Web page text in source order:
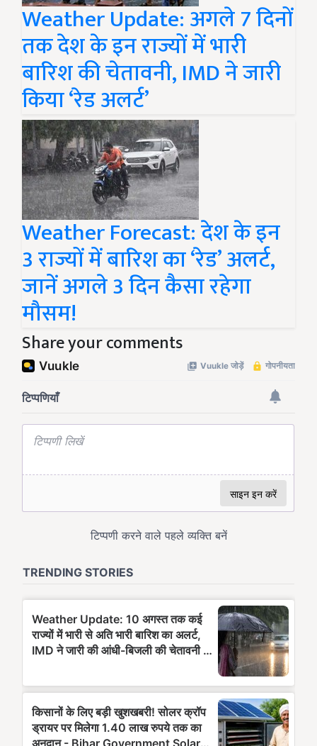
Weather Update: अगले 7 दिनों
तक देश के इन राज्यों में भारी
बारिश की चेतावनी, IMD ने जारी
किया ‘रेड अलर्ट’
Weather Forecast: देश के इन
3 राज्यों में बारिश का ‘रेड’ अलर्ट,
जानें अगले 3 दिन कैसा रहेगा
मौसम!
Share your comments